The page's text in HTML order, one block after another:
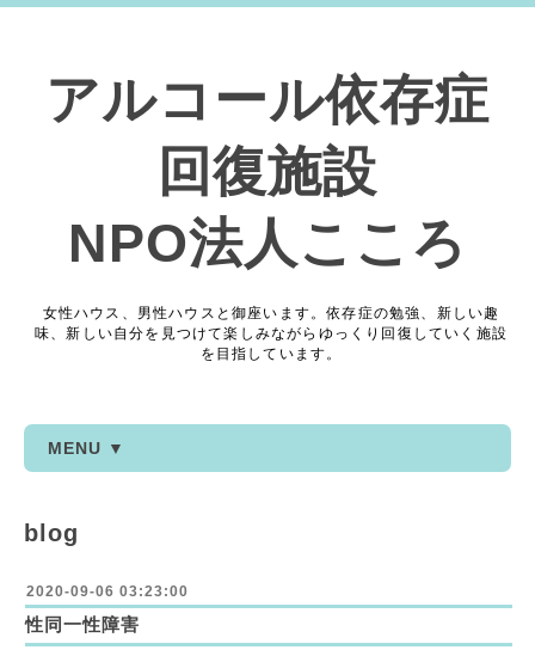
アルコール依存症
回復施設
NPO法人こころ
女性ハウス、男性ハウスと御座います。依存症の勉強、新しい趣
味、新しい自分を見つけて楽しみながらゆっくり回復していく施設
を目指しています。
MENU ▼
blog
2020-09-06 03:23:00
性同一性障害